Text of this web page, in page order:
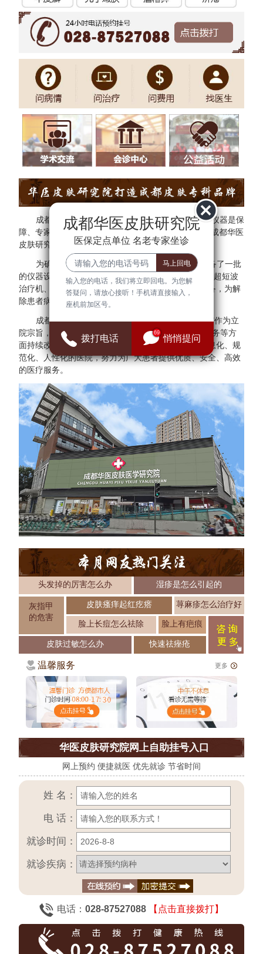
成都华医皮肤研究院秉承"医院环境是基础、设备仪器是保
障、专家团队是核心"的方针。为了更好的服务于民，成都华医
皮肤研究院与多家三甲医院专家建立专家会诊中心。
为确保医疗质量与安全，成都华医皮肤研究院配备了一批
的仪器设备，拥有308准分子光治疗仪、红宝石激光、超短波
治疗机、射频治疗仪、窄谱UVB治疗仪等检查诊断设备，为解
除患者病症提供可靠的保障。
成都华医皮肤研究院始终把"群众满意、患者放心"作为立
院宗旨，并借鉴医院JCI认证标准，在医疗、管理、服务等方
面持续改进，全面建设现代化、科学化、标准化、信息化、规
范化、人性化的医院，努力为广大患者提供优质、安全、高效
的医疗服务。
头发掉的厉害怎么办 湿疹是怎么引起的
灰指甲
的危害
皮肤瘙痒起红疙瘩 荨麻疹怎么治疗好
脸上长痘怎么祛除 脸上有疤痕
皮肤过敏怎么办 快速祛痤疮
温馨服务 更多
华医皮肤研究院网上自助挂号入口
网上预约 便捷就医 优先就诊 节省时间
姓 名：
电 话：
就诊时间：
就诊疾病：
电话： 028-87527088 【点击直接拨打】
成都华医皮肤研究院
医保定点单位 名老专家坐诊
输入您的电话，我们将立即回电。为您解
答疑问，请放心接听！手机请直接输入，
座机前加区号。
拨打电话
69
悄悄提问